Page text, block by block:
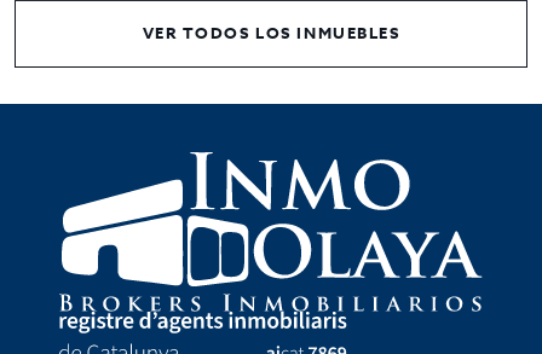
VER TODOS LOS INMUEBLES